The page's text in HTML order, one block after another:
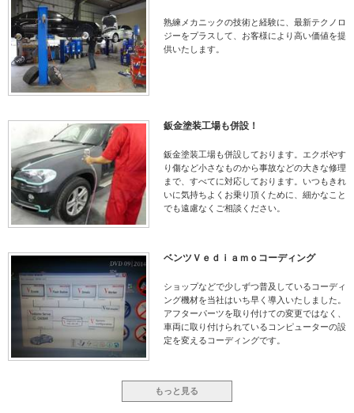
熟練メカニックの技術と経験に、最新テクノロ
ジーをプラスして、お客様により高い価値を提
供いたします。
鈑金塗装工場も併設！
鈑金塗装工場も併設しております。エクボやす
り傷など小さなものから事故などの大きな修理
まで、すべてに対応しております。いつもきれ
いに気持ちよくお乗り頂くために、細かなこと
でも遠慮なくご相談ください。
ベンツＶｅｄｉａｍｏコーディング
ショップなどで少しずつ普及しているコーディ
ング機材を当社はいち早く導入いたしました。
アフターパーツを取り付けての変更ではなく、
車両に取り付けられているコンピューターの設
定を変えるコーディングです。
もっと見る